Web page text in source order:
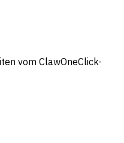
vom ClawOneClick-